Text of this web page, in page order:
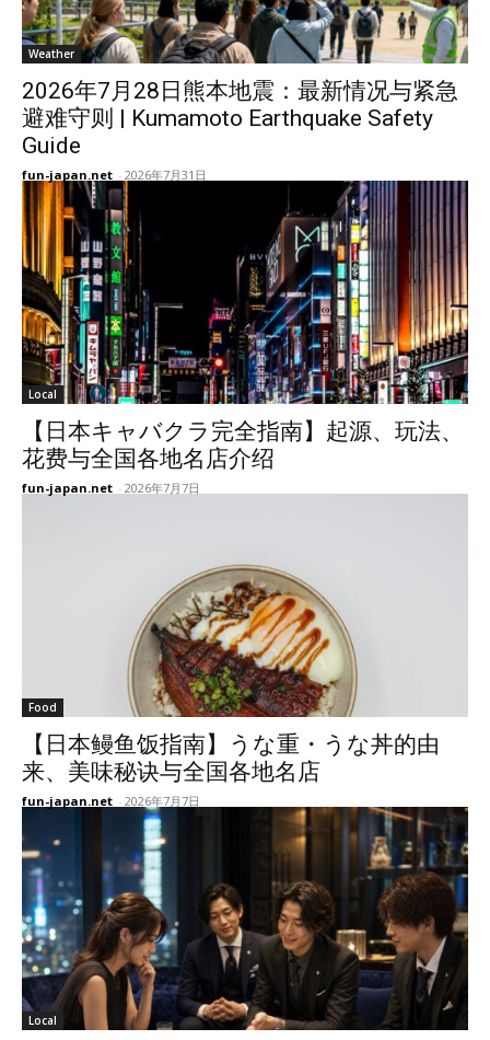
Weather
2026年7月28日熊本地震：最新情况与紧急
避难守则 | Kumamoto Earthquake Safety
Guide
fun-japan.net - 2026年7月31日
Local
【日本キャバクラ完全指南】起源、玩法、
花费与全国各地名店介绍
fun-japan.net - 2026年7月7日
Food
【日本鳗鱼饭指南】うな重・うな丼的由
来、美味秘诀与全国各地名店
fun-japan.net - 2026年7月7日
Local